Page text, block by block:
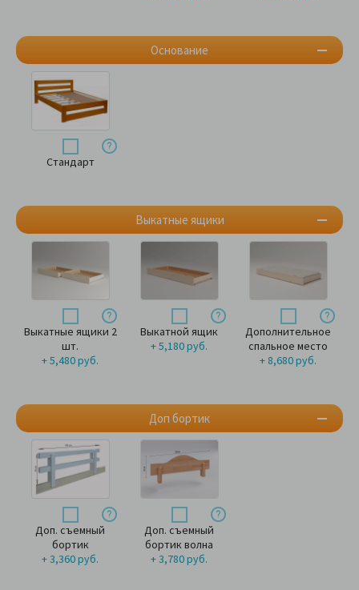
Основание
Выкатные ящики
Доп бортик
Стандарт
Выкатные ящики 2
шт.
+ 5,480 руб.
Выкатной ящик
+ 5,180 руб.
Дополнительное
спальное место
+ 8,680 руб.
Доп. съемный
бортик
+ 3,360 руб.
Доп. съемный
бортик волна
+ 3,780 руб.